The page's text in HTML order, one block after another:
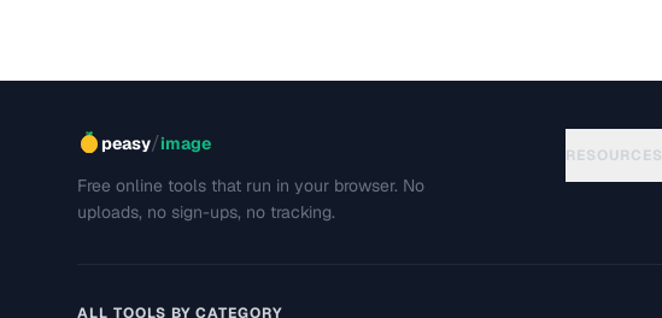
peasy/image
Free online tools that run in your browser. No
uploads, no sign-ups, no tracking.
RESOURCES
ALL TOOLS BY CATEGORY